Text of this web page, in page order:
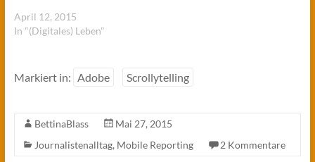
April 12, 2015
In "(Digitales) Leben"
Markiert in: Adobe Scrollytelling
BettinaBlass
Mai 27, 2015
Journalistenalltag, Mobile Reporting 2 Kommentare